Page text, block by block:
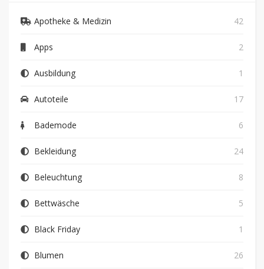
Apotheke & Medizin 42
Apps 2
Ausbildung 1
Autoteile 17
Bademode 6
Bekleidung 24
Beleuchtung 8
Bettwäsche 5
Black Friday 1
Blumen 26